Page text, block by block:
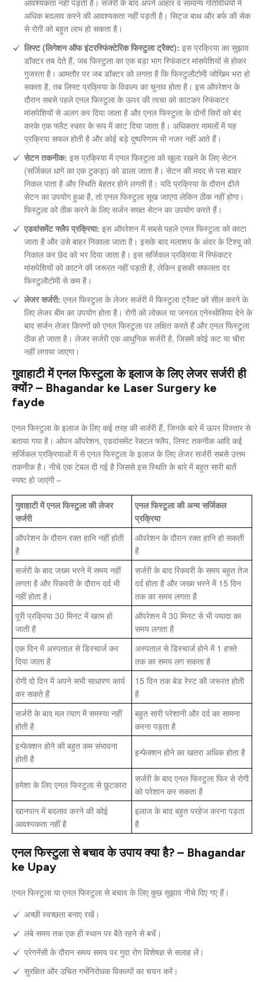
आवश्यकता नहीं पड़ती है। सर्जरी के बाद अपने आहार व सामान्य गतिविधियों में
अधिक बदलाव करने की आवश्यकता नहीं पड़ती है। सिट्ज बाथ और बर्फ की सेक
से रोगी को बहुत लाभ हो सकता है।
लिफ्ट (लिगेशन ऑफ इंटरस्फिंक्टेरिक फिस्टुला ट्रैक्ट): इस प्रक्रिया का सुझाव
डॉक्टर तब देते हैं, जब फिस्टुला का एक बड़ा भाग स्फिंकटर मांसपेशियों से होकर
गुजरता है। आमतौर पर जब डॉक्टर को लगता है कि फिस्टुलौटोमी जोखिम भरा हो
सकता है, तब लिफ्ट प्रक्रिया के विकल्प का चुनाव होता है। इस ऑपरेशन के
दौरान सबसे पहले एनल फिस्टुला के ऊपर की त्वचा को काटकर स्फिंकटर
मांसपेशियों से अलग कर दिया जाता है और एनल फिस्टुला के दोनों सिरों को बंद
करके एक फ्लैट स्कार के रूप में काट दिया जाता है। अधिकतर मामलों में यह
प्रक्रिया सफल होती है और कोई बड़े दुष्परिणाम भी नजर नहीं आते हैं।
सेटन तकनीक: इस प्रक्रिया में एनल फिस्टुला को खुला रखने के लिए सेटन
(सर्जिकल धागे का एक टुकड़ा) को डाला जाता है। सेटन की मदद से पस बाहर
निकल पाता है और स्थिति बेहतर होने लगती है। यदि प्रक्रिया के दौरान ढीले
सेटन का उपयोग हुआ है, तो एनल फिस्टुला सूख जाएगा लेकिन ठीक नहीं होगा।
फिस्टुला को ठीक करने के लिए सर्जन सख्त सेटन का उपयोग करते हैं।
एडवांसमेंट फ्लैप प्रक्रिया: इस ऑपरेशन में सबसे पहले एनल फिस्टुला को काटा
जाता है और उसे बाहर निकाला जाता है। इसके बाद मलाशय के अंदर के टिश्यू को
निकाल कर छेद को भर दिया जाता है। इस सर्जिकल प्रक्रिया में स्फिंकटर
मांसपेशियों को काटने की जरूरत नहीं पड़ती है, लेकिन इसकी सफलता दर
फिस्टुलौटोमी से कम है।
लेजर सर्जरी: एनल फिस्टुला के लेजर सर्जरी में फिस्टुला ट्रैक्ट को सील करने के
लिए लेजर बीम का उपयोग होता है। रोगी को लोकल या जनरल एनेस्थीसिया देने के
बाद सर्जन लेजर किरणों को एनल फिस्टुला पर लक्षित करते हैं और एनल फिस्टुला
ठीक हो जाता है। लेजर सर्जरी एक आधुनिक सर्जरी है, जिसमें कोई कट या चीरा
नहीं लगाया जाएगा।
गुवाहाटी में एनल फिस्टुला के इलाज के लिए लेजर सर्जरी ही
क्यों? – Bhagandar ke Laser Surgery ke
fayde
एनल फिस्टुला के इलाज के लिए कई तरह की सर्जरी हैं, जिनके बारे में ऊपर विस्तार से
बताया गया है। ओपन ऑपरेशन, एडवांसमेंट रेक्टल फ्लैप, लिफ्ट तकनीक आदि कई
सर्जिकल प्रक्रियाओं में से एनल फिस्टुला के इलाज के लिए लेजर सर्जरी सबसे उत्तम
तकनीक है। नीचे एक टेबल दी गई है जिससे इस स्थिति के बारे में बहुत सारी बातें
स्पष्ट हो जाएंगी –
गुवाहाटी में एनल फिस्टुला की लेजर
सर्जरी
एनल फिस्टुला की अन्य सर्जिकल
प्रक्रिया
ऑपरेशन के दौरान रक्त हानि नहीं होती
है
ऑपरेशन के दौरान रक्त हानि हो सकती
है
सर्जरी के बाद जख्म भरने में समय नहीं
लगता है और रिकवरी के दौरान दर्द भी
नहीं होता है।
सर्जरी के बाद रिकवरी के समय बहुत तेज
दर्द होता है और जख्म भरने में 15 दिन
तक का समय लगता है
पूरी प्रक्रिया 30 मिनट में खत्म हो
जाती है
ऑपरेशन में 30 मिनट से भी ज्यादा का
समय लगता है
एक दिन में अस्पताल से डिस्चार्ज कर
दिया जाता है
अस्पताल से डिस्चार्ज होने में 1 हफ्ते
तक का समय लग सकता है
रोगी दो दिन में अपने सभी साधारण कार्य
कर सकते हैं
15 दिन तक बेड रेस्ट की जरूरत होती
है
सर्जरी के बाद मल त्याग में समस्या नहीं
होती है
बहुत सारी परेशानी और दर्द का सामना
करना पड़ता है
इन्फेक्शन होने की बहुत कम संभावना
होती है
इन्फेक्शन होने का खतरा अधिक होता है
हमेशा के लिए एनल फिस्टुला से छुटकारा
सर्जरी के बाद एनल फिस्टुला फिर से रोगी
को परेशान कर सकता है
खानपान में बदलाव करने की कोई
आवश्यकता नहीं है
इलाज के बाद बहुत परहेज करना पड़ता
है
एनल फिस्टुला से बचाव के उपाय क्या है? – Bhagandar
ke Upay
एनल फिस्टुला या एनल फिस्टुला से बचाव के लिए कुछ सुझाव नीचे दिए गए हैं।
अच्छी स्वच्छता बनाए रखें।
लंबे समय तक एक ही स्थान पर बैठे रहने से बचें।
प्रेगनेंसी के दौरान समय समय पर गुदा रोग विशेषज्ञ से सलाह लें।
सुरक्षित और उचित गर्भनिरोधक विकल्पों का चयन करें।